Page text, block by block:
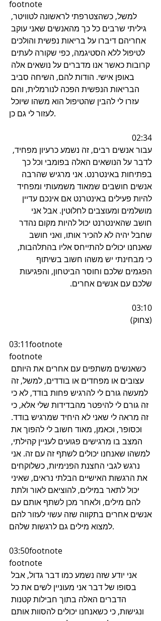
footnote
למשל, כשהצטרפתי לראשונה לטוויטר,
גיליתי שרבים כל כך מהאנשים שאני עוקב
אחריהם דיברו על בריאות נפשית והולכים
לטיפול ללא הסטיגמה, כפי שקורה לעתים
קרובות כאשר אנו מדברים על נושאים אלה
באופן אישי. הודות להם, השיחה סביב
הבריאות הנפשית הפכה לנורמלית, והם
עזרו לי להבין שהטיפול הוא משהו שיוכל
לעזור לי גם כן.
02:34
עבור אנשים רבים, זה נשמע כרעיון מפחיד,
לדבר על הנושאים האלה בפומבי וכל כך
בפתיחות באינטרנט. אני מרגיש שהרבה
אנשים חושבים שמאוד משמעותי ומפחיד
להיות פעילים באינטרנט אם אינכם עדיין
מושלמים ומעוצבים לחלוטין. אבל אני
חושב שהאינטרנט יכול להיות מקום נהדר
שחבל יהיה לא להכיר אותו, ואני חושב
שאנחנו יכולים להתייחס אליו בהתלהבות,
כי מבחינתי יש משהו חשוב בשיתוף
הפגמים שלכם וחוסר הביטחון, והפגיעות
שלכם עם אנשים אחרים.
03:10
(צחוק)
03:11footnote
footnote
כשאנשים משתפים עם אחרים את היותם
עצובים או מפחדים או בודדים, למשל, זה
למעשה גורם לי להרגיש פחות בודד, לא כי
זה גורם לי להיפטר מהבדידות שלי אלא, כי
זה מראה לי שאני לא היחיד שמרגיש בודד.
וכסופר, וכאמן, מאוד חשוב לי להפוך את
המצב בו מרגישים פגועים לעניין קהילתי,
למשהו שאנחנו יכולים לשתף זה עם זה. אני
נרגש לגבי החצנת הפנימיות, כשלוקחים
את הרגשות האישיים הבלתי נראים, שאיני
יכול לתאר במילים, להוציאם לאור ולתת
להם מילים, ולאחר מכן לשתף אותם עם
אנשים אחרים בתקווה שזה עשוי לעזור להם
למצוא מילים גם לרגשות שלהם.
03:50footnote
footnote
אני יודע שזה נשמע כמו דבר גדול, אבל
בסופו של דבר אני מעוניין לשים את כל
הדברים האלה בתוך חבילות קטנות
ונגישות, כי כשאנחנו יכולים להסוות אותם